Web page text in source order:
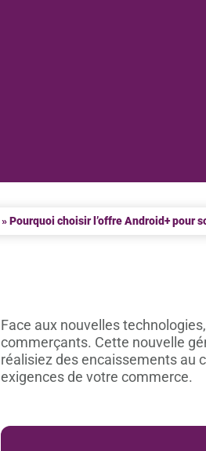
»Pourquoi choisir l’offre Android+ pour
Face aux nouvelles technologies,
commerçants. Cette nouvelle
réalisiez des encaissements au
exigences de votre commerce.